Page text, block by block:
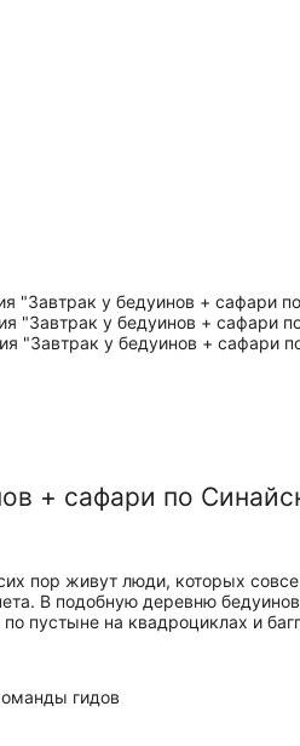
+ сафари по
пор живут люди, которых
В подобную деревню
пустыне на квадроциклах и
гидов